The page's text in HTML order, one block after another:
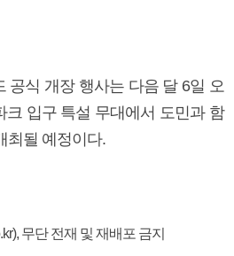
공식 개장 행사는 다음 달 6일 오
크 입구 특설 무대에서 도민과 함
최될 예정이다.
무단 전재 및 재배포 금지